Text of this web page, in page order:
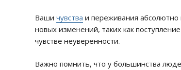
Ваши чувства и переживания
новых изменений, таких как
чувстве неуверенности.
Важно помнить, что у большинства